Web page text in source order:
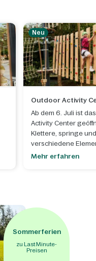
Neu
Outdoor Activity
Ab dem 6. Juli ist
Activity Center
Klettere, springe
verschiedene
die
Mehr erfahren
Sommerferien
zu Last Minute-
Preisen